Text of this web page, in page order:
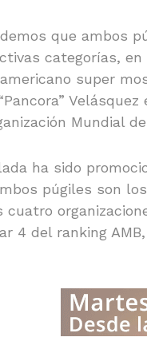
que ambos
categorías,
super
Mundial
ha sido
púgiles son
cuatro
4 del ranking